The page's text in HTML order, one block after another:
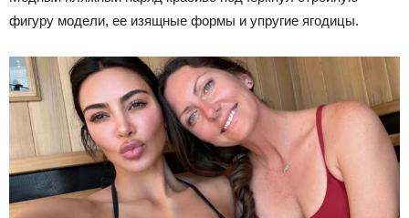
фигуру модели, ее изящные формы и упругие ягодицы.